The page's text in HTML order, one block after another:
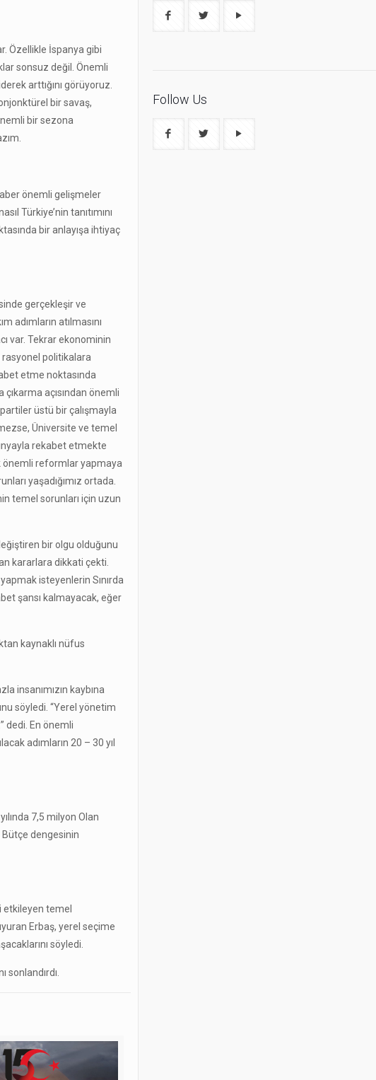
Özellikle İspanya gibi
sonsuz değil. Önemli
arttığını görüyoruz.
bir savaş,
bir sezona
önemli gelişmeler
Türkiye’nin tanıtımını
bir anlayışa ihtiyaç
gerçekleşir ve
atılmasını
var. Tekrar ekonominin
rasyonel politikalara
etme noktasında
açısından önemli
üstü bir çalışmayla
Üniversite ve temel
rekabet etmekte
önemli reformlar yapmaya
yaşadığımız ortada.
temel sorunları için uzun
bir olgu olduğunu
kararlara dikkati çekti.
isteyenlerin Sınırda
şansı kalmayacak, eğer
kaynaklı nüfus
insanımızın kaybına
söyledi. “Yerel yönetim
dedi. En önemli
adımların 20 – 30 yıl
7,5 milyon Olan
Bütçe dengesinin
temel
Erbaş, yerel seçime
söyledi.
sonlandırdı.
Follow Us